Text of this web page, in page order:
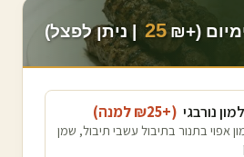
(+₪
25 | ניתן לפצל)
נורבגי (+₪
25 למנה)
אפוי בתנור בתיבול עשבי תיבול, שמן